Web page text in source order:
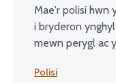
Mae'r polisi hwn
i bryderon
mewn perygl ac
Polisi